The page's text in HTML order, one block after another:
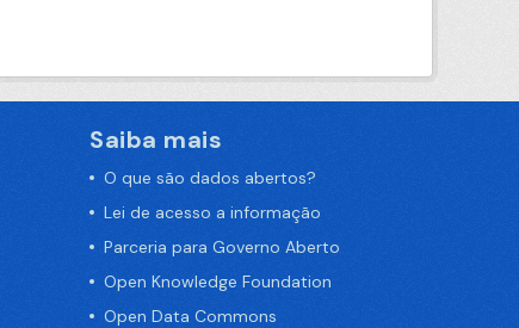
Saiba mais
O que são dados abertos?
Lei de acesso a informação
Parceria para Governo Aberto
Open Knowledge Foundation
Open Data Commons